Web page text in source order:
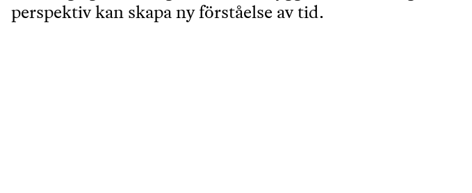
perspektiv kan skapa ny förståelse av tid.